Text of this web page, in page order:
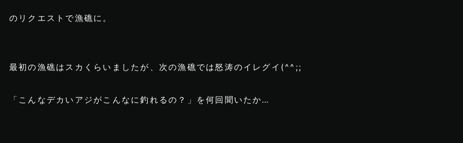
のリクエストで漁礁に。
最初の漁礁はスカくらいましたが、次の漁礁では怒涛のイレグイ(^^;;
「こんなデカいアジがこんなに釣れるの？」を何回聞いたか…